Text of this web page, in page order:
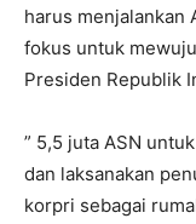
harus menjalankan
fokus untuk
Presiden Republik
” 5,5 juta ASN
dan laksanakan
korpri sebagai